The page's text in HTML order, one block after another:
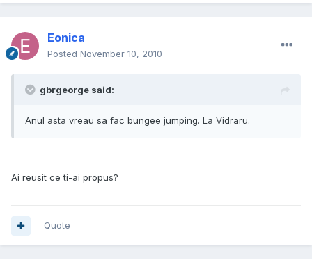
Eonica
Posted November 10, 2010
gbrgeorge said:
Anul asta vreau sa fac bungee jumping. La Vidraru.
Ai reusit ce ti-ai propus?
Quote